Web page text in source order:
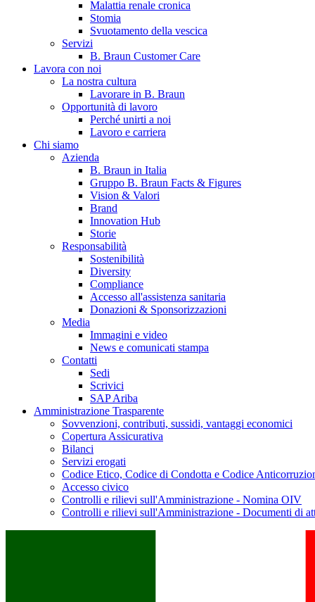
Catalogo prodotti
Trova il prodotto che stai cercando. Visita il catalogo B. Braun
Hai domande o richieste? Scrivici per entrare subito in contatto
Malattia renale cronica
Stomia
Svuotamento della vescica
Servizi
B. Braun Customer Care
Lavora con noi
La nostra cultura
Lavorare in B. Braun
Opportunità di lavoro
Perché unirti a noi
Lavoro e carriera
Chi siamo
Azienda
B. Braun in Italia
Gruppo B. Braun Facts & Figures
Vision & Valori
Brand
Innovation Hub
Storie
Responsabilità
Sostenibilità
Diversity
Compliance
Accesso all'assistenza sanitaria
Donazioni & Sponsorizzazioni
Media
Immagini e video
News e comunicati stampa
Contatti
Sedi
Scrivici
SAP Ariba
Amministrazione Trasparente
Sovvenzioni, contributi, sussidi, vantaggi economici
Copertura Assicurativa
Bilanci
Servizi erogati
Codice Etico, Codice di Condotta e Codice
Accesso civico
Controlli e rilievi sull'Amministrazione - Nomina OIV
Controlli e rilievi sull'Amministrazione - Documenti di